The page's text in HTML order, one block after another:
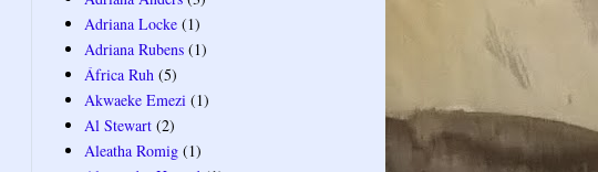
Adriana Locke (1)
Adriana Rubens (1)
África Ruh (5)
Akwaeke Emezi (1)
Al Stewart (2)
Aleatha Romig (1)